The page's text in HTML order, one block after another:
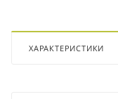
ХАРАКТЕРИСТИКИ